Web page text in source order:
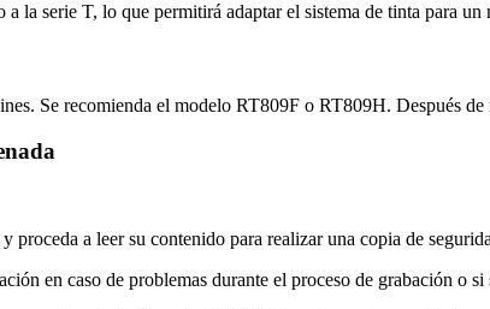
la serie T, lo que permitirá adaptar el sistema de tinta para
Se recomienda el modelo RT809F o RT809H. Después
a leer su contenido para realizar una copia de
en caso de problemas durante el proceso de grabación o